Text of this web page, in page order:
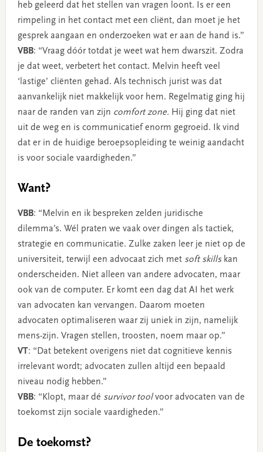
heb geleerd dat het stellen van vragen loont. Is er een
rimpeling in het contact met een cliënt, dan moet je het
gesprek aangaan en onderzoeken wat er aan de hand is.”
VBB: “Vraag dóór totdat je weet wat hem dwarszit. Zodra
je dat weet, verbetert het contact. Melvin heeft veel
‘lastige’ cliënten gehad. Als technisch jurist was dat
aanvankelijk niet makkelijk voor hem. Regelmatig ging hij
naar de randen van zijn comfort zone. Hij ging dat niet
uit de weg en is communicatief enorm gegroeid. Ik vind
dat er in de huidige beroepsopleiding te weinig aandacht
is voor sociale vaardigheden.”
Want?
VBB: “Melvin en ik bespreken zelden juridische
dilemma’s. Wél praten we vaak over dingen als tactiek,
strategie en communicatie. Zulke zaken leer je niet op de
universiteit, terwijl een advocaat zich met soft skillskan
onderscheiden. Niet alleen van andere advocaten, maar
ook van de computer. Er komt een dag dat AI het werk
van advocaten kan vervangen. Daarom moeten
advocaten optimaliseren waar zij uniek in zijn, namelijk
mens-zijn. Vragen stellen, troosten, noem maar op.”
VT: “Dat betekent overigens niet dat cognitieve kennis
irrelevant wordt; advocaten zullen altijd een bepaald
niveau nodig hebben.”
VBB: “Klopt, maar dé survivor toolvoor advocaten van de
toekomst zijn sociale vaardigheden.”
De toekomst?